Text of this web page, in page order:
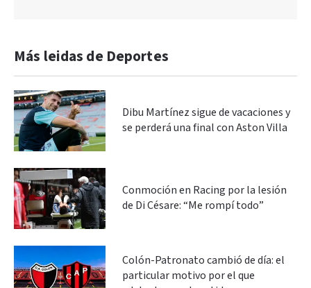
Más leidas de Deportes
Dibu Martínez sigue de vacaciones y
se perderá una final con Aston Villa
Conmoción en Racing por la lesión
de Di Césare: “Me rompí todo”
Colón-Patronato cambió de día: el
particular motivo por el que